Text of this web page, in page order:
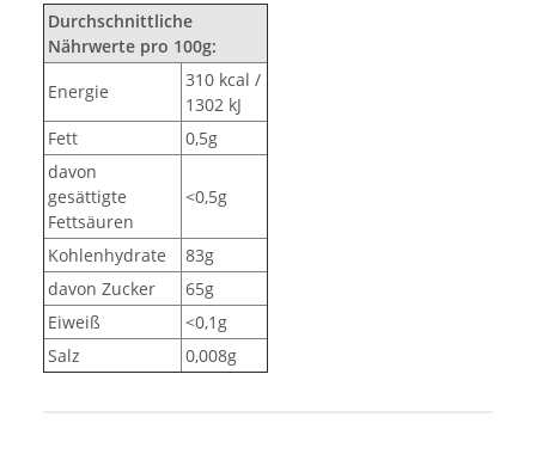
Durchschnittliche
Nährwerte pro 100g:
Energie
310 kcal /
1302 kJ
Fett
0,5g
davon
gesättigte
Fettsäuren
<0,5g
Kohlenhydrate
83g
davon Zucker
65g
Eiweiß
<0,1g
Salz
0,008g